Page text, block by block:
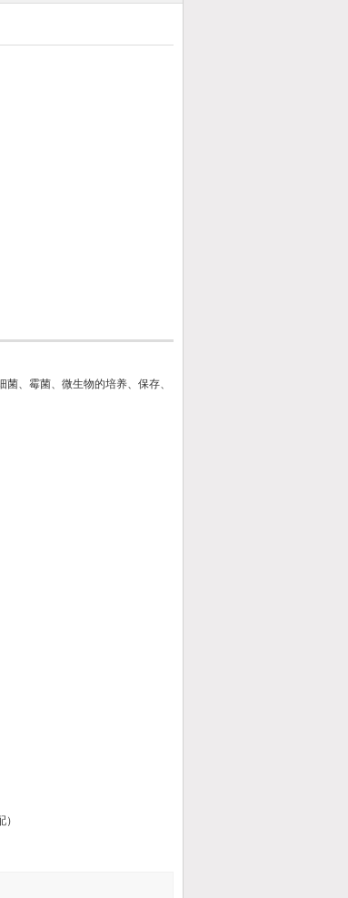
、霉菌、微生物的培养、保存、